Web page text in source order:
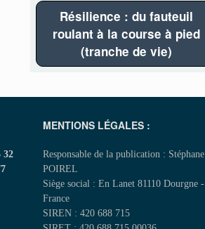
Résilience : du fauteuil
roulant à la course à pied
(tranche de vie)
32
MENTIONS LÉGALES :
Responsable de la publication : Stéphane
POIREL
Siège social : En Lanet 81110 Dourgne -
France
SIREN : 420 688 715